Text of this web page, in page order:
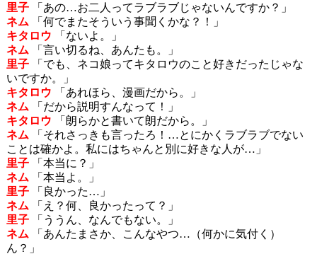
里子「あの…お二人ってラブラブじゃないんですか？」
ネム 「何でまたそういう事聞くかな？！」
キタロウ 「ないよ。」
ネム 「言い切るね、あんたも。」
里子「でも、ネコ娘ってキタロウのこと好きだったじゃな
いですか。」
キタロウ 「あれほら、漫画だから。」
ネム 「だから説明すんなって！」
キタロウ 「朗らかと書いて朗だから。」
ネム 「それさっきも言ったろ！…とにかくラブラブでない
ことは確かよ。私にはちゃんと別に好きな人が…」
里子「本当に？」
ネム 「本当よ。」
里子「良かった…」
ネム 「え？何、良かったって？」
里子「ううん、なんでもない。」
ネム 「あんたまさか、こんなやつ…（何かに気付く）
ん？」